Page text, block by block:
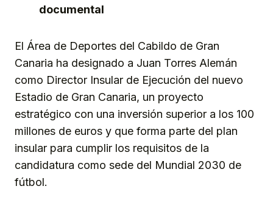
documental
El Área de Deportes del Cabildo de Gran
Canaria ha designado a Juan Torres Alemán
como Director Insular de Ejecución del nuevo
Estadio de Gran Canaria, un proyecto
estratégico con una inversión superior a los 100
millones de euros y que forma parte del plan
insular para cumplir los requisitos de la
candidatura como sede del Mundial 2030 de
fútbol.